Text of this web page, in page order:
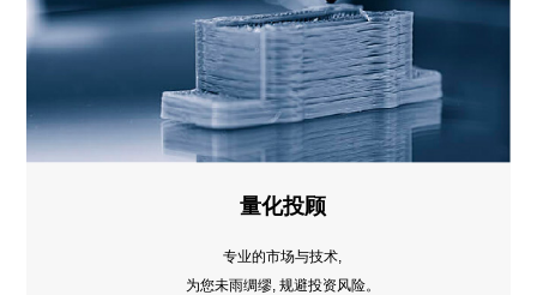
量化投顾
专业的市场与技术,
为您未雨绸缪, 规避投资风险。